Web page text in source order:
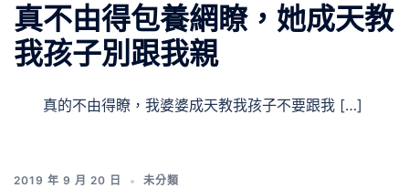
真不由得包養網瞭，她成天教
我孩子別跟我親
真的不由得瞭，我婆婆成天教我孩子不要跟我 […]
2019 年 9 月 20 日 未分類